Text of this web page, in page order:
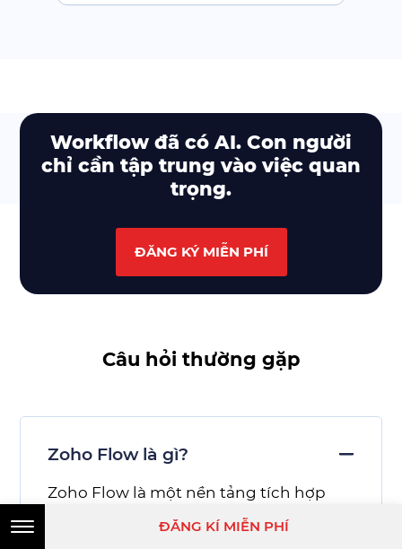
Workflow đã có AI. Con người
chỉ cần tập trung vào việc quan
trọng.
ĐĂNG KÝ MIỄN PHÍ
Câu hỏi thường gặp
Zoho Flow là gì?
Zoho Flow là một nền tảng tích hợp
dựa trên AI cho phép bạn kết nối
ĐĂNG KÍ MIỄN PHÍ